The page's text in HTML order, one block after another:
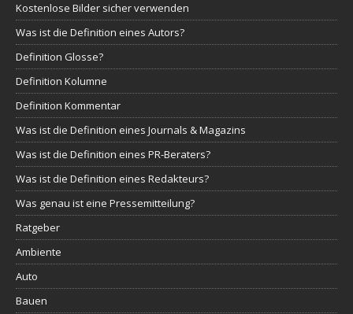
Kostenlose Bilder sicher verwenden
Was ist die Definition eines Autors?
Definition Glosse?
Definition Kolumne
Definition Kommentar
Was ist die Definition eines Journals & Magazins
Was ist die Definition eines PR-Beraters?
Was ist die Definition eines Redakteurs?
Was genau ist eine Pressemitteilung?
Ratgeber
Ambiente
Auto
Bauen